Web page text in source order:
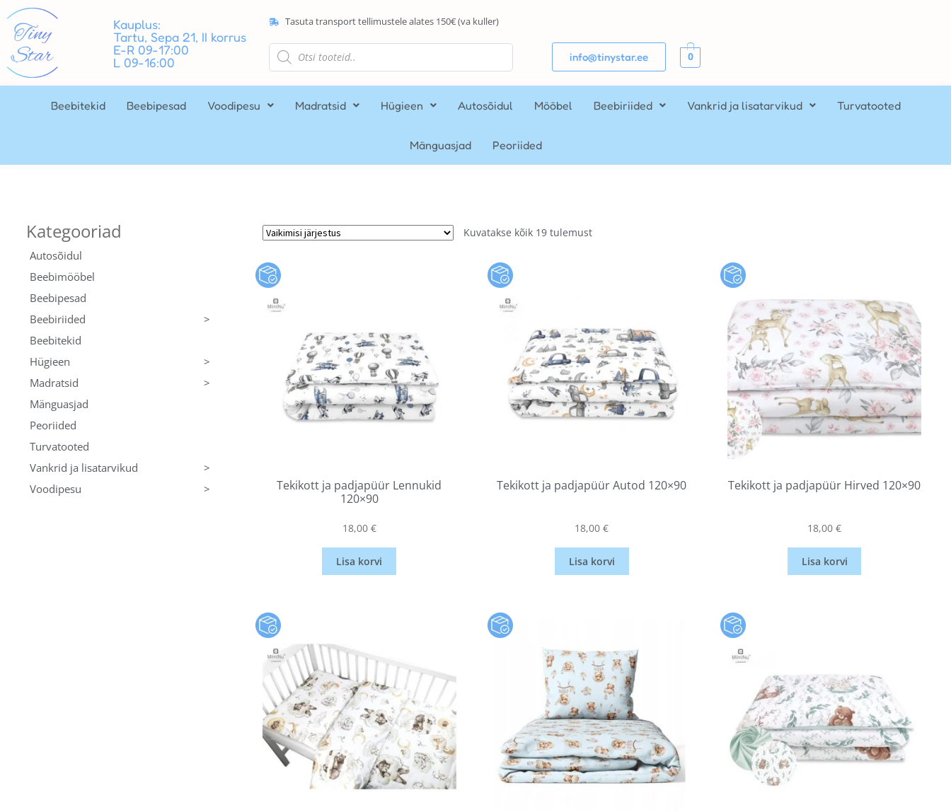
Kauplus:
Tartu, Sepa 21, II korrus
E-R 09-17:00
L 09-16:00
Tasuta transport tellimustele alates 150€ (va kuller)
info@tinystar.ee 0
Beebitekid Beebipesad Voodipesu Madratsid Hügieen Autosõidul Mööbel Beebiriided Vankrid ja lisatarvikud Turvatooted
Mänguasjad Peoriided
Kuvatakse kõik 19 tulemust
Tekikott ja padjapüür Lennukid
120×90
18,00 €
Lisa korvi
Tekikott ja padjapüür Autod 120×90
18,00€
Lisa korvi
Tekikott ja padjapüür Hirved 120×90
18,00€
Lisa korvi
Autosõidul
Beebimööbel
Beebipesad
>
Beebiriided
Beebitekid
>
Hügieen
>
Madratsid
Mänguasjad
Peoriided
Turvatooted
>
Vankrid ja lisatarvikud
>
Voodipesu